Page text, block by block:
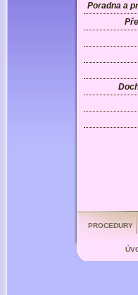
Poradna a
PROCEDURY